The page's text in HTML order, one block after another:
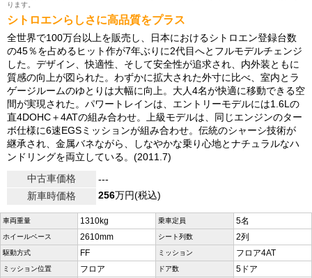
ります。
シトロエンらしさに高品質をプラス
全世界で100万台以上を販売し、日本におけるシトロエン登録台数
の45％を占めるヒット作が7年ぶりに2代目へとフルモデルチェンジ
した。デザイン、快適性、そして安全性が追求され、内外装ともに
質感の向上が図られた。わずかに拡大された外寸に比べ、室内とラ
ゲージルームのゆとりは大幅に向上。大人4名が快適に移動できる空
間が実現された。パワートレインは、エントリーモデルには1.6Lの
直4DOHC＋4ATの組み合わせ。上級モデルは、同じエンジンのター
ボ仕様に6速EGSミッションが組み合わせ。伝統のシャーシ技術が
継承され、金属バネながら、しなやかな乗り心地とナチュラルなハ
ンドリングを両立している。(2011.7)
中古車価格
---
新車時価格
256万円(税込)
車両重量 1310kg 乗車定員 5名
ホイールベース 2610mm シート列数 2列
駆動方式 FF ミッション フロア4AT
ミッション位置 フロア ドア数 5ドア